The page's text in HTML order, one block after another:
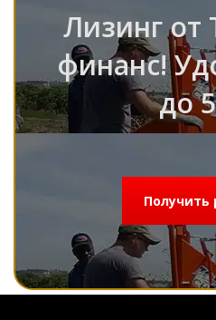
Лизинг
финанс!
до
Получить